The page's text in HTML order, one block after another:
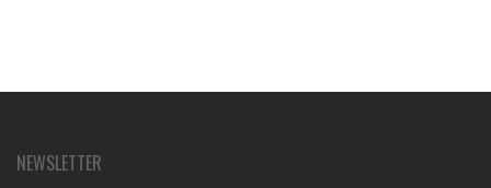
NEWSLETTER